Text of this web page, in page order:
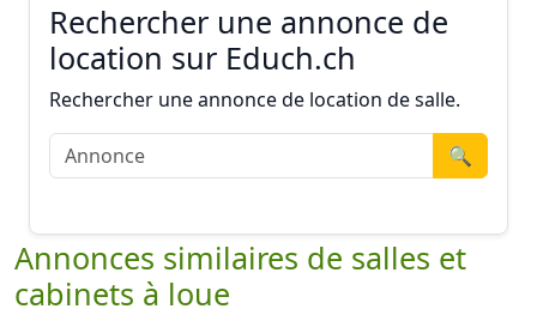
Rechercher une annonce de
location sur Educh.ch
Rechercher une annonce de location de salle.
🔍
Annonces similaires de salles et
cabinets à loue